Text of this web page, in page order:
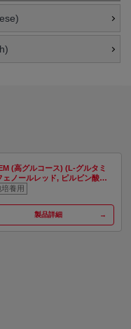
(高グルコース) (L-グルタミ
ェノールレッド, ピルビン酸ナ
ム含有)
養用
製品詳細